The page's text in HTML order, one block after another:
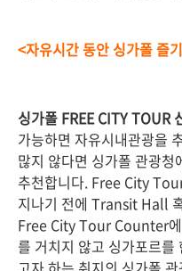
<자유시간 동안 싱가폴 즐
싱가폴 FREE CITY TOUR
가능하면 자유시내관광을
많지 않다면 싱가폴 관광
추천합니다. Free City
지나기 전에 Transit Hall
Free City Tour Counter에
를 거치지 않고 싱가포르를